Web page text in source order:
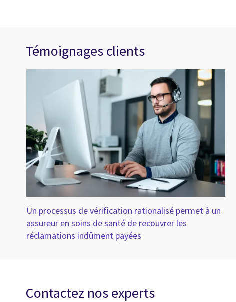
Témoignages clients
Un processus de vérification rationalisé permet à un
assureur en soins de santé de recouvrer les
réclamations indûment payées
Contactez nos experts